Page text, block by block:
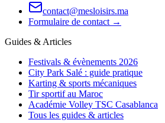
contact@mesloisirs.ma
Formulaire de contact →
Guides & Articles
Festivals & évènements 2026
City Park Salé : guide pratique
Karting & sports mécaniques
Tir sportif au Maroc
Académie Volley TSC Casablanca
Tous les guides & articles